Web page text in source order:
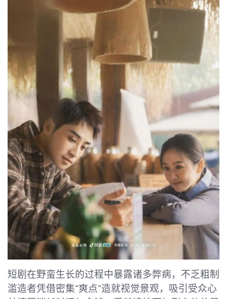
短剧在野蛮生长的过程中暴露诸多弊病，不乏粗制
滥造者凭借密集“爽点”造就视觉景观，吸引受众心